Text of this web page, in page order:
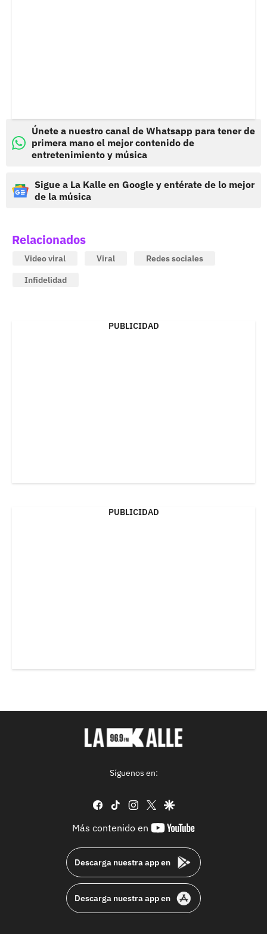
Únete a nuestro canal de Whatsapp para tener de
primera mano el mejor contenido de
entretenimiento y música
Sigue a La Kalle en Google y entérate de lo mejor
de la música
Relacionados
Video viral Viral
Redes sociales
Infidelidad
PUBLICIDAD
PUBLICIDAD
Síguenos en:
facebook
tiktok instagram
twittergoogle
Más contenido en
youtube-
Descarga nuestra app en
Descarga nuestra app en